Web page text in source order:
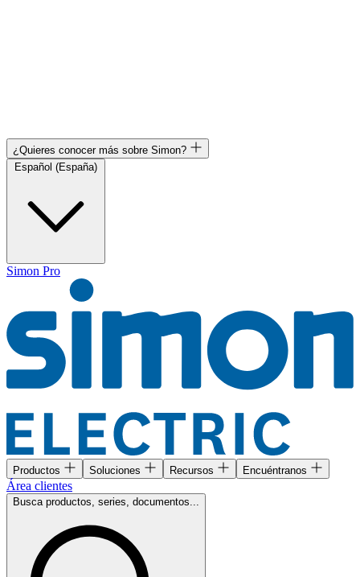
¿Quieres conocer más sobre Simon?
Simon Pro
Productos Soluciones Recursos Encuéntranos
Área clientes
Busca productos, series, documentos...